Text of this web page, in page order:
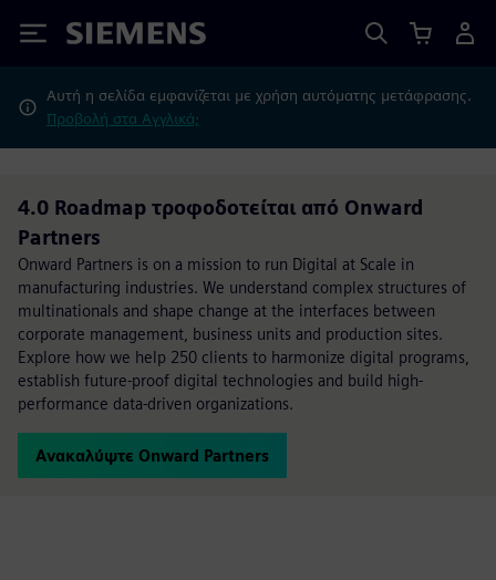
Siemens
Αυτή η σελίδα εμφανίζεται με χρήση αυτόματης μετάφρασης.
Προβολή στα Αγγλικά;
4.0 Roadmap τροφοδοτείται από Onward
Partners
Onward Partners is on a mission to run Digital at Scale in
manufacturing industries. We understand complex structures of
multinationals and shape change at the interfaces between
corporate management, business units and production sites.
Explore how we help 250 clients to harmonize digital programs,
establish future-proof digital technologies and build high-
performance data-driven organizations.
Ανακαλύψτε Onward Partners